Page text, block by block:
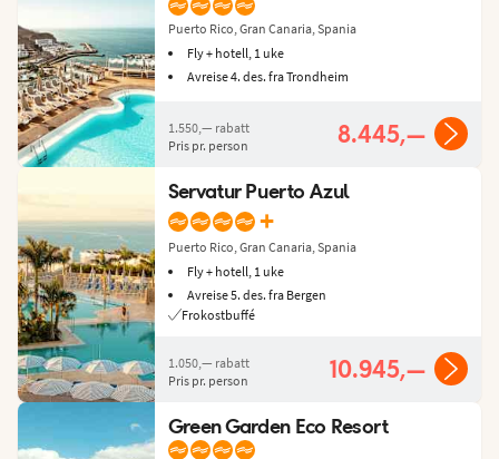
Puerto Rico, Gran Canaria, Spania
Fly + hotell, 1 uke
Avreise 4. des. fra Trondheim
1.550,— rabatt
Pris pr. person
8.445,—
Servatur Puerto Azul
+
Puerto Rico, Gran Canaria, Spania
Fly + hotell, 1 uke
Avreise 5. des. fra Bergen
Frokostbuffé
1.050,— rabatt
Pris pr. person
10.945,—
Green Garden Eco Resort